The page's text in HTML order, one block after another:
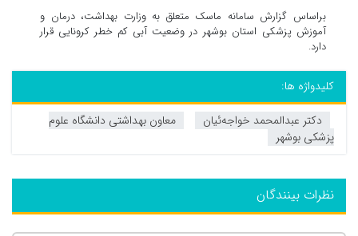
براساس گزارش سامانه ماسک متعلق به وزارت بهداشت، درمان و
آموزش پزشکی استان بوشهر در وضعیت آبی کم خطر کرونایی قرار
دارد.
کلیدواژه ها:
دکتر عبدالمحمد خواجه‌ئیان
معاون بهداشتی دانشگاه علوم
پزشکی بوشهر
نظرات بینندگان